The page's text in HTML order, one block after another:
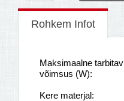
Rohkem Infot
Maksimaalne tarbitav
võimsus (W):
Kere materjal: